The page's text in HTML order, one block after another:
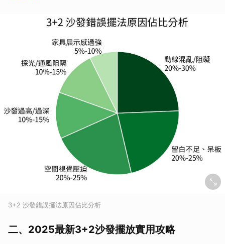
3+2 沙發錯誤擺法原因佔比分析
二、2025最新3+2沙發擺放實用攻略